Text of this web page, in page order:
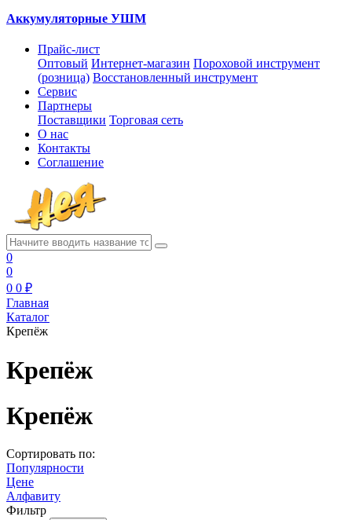
Аккумуляторные УШМ
Прайс-лист
Оптовый Интернет-магазин Пороховой инструмент
(розница) Восстановленный инструмент
Сервис
Партнеры
Поставщики Торговая сеть
О нас
Контакты
Соглашение
0
0
0 0 ₽
Главная
Каталог
Крепёж
Крепёж
Крепёж
Сортировать по:
Популярности
Цене
Алфавиту
Фильтр